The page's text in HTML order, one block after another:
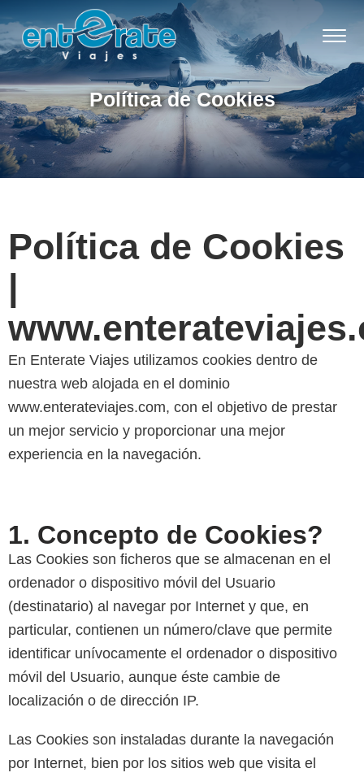
Política de Cookies
Política de Cookies
|
En Enterate Viajes utilizamos cookies dentro de
nuestra web alojada en el dominio
www.enterateviajes.com, con el objetivo de prestar
un mejor servicio y proporcionar una mejor
experiencia en la navegación.
1. Concepto de Cookies?
Las Cookies son ficheros que se almacenan en el
ordenador o dispositivo móvil del Usuario
(destinatario) al navegar por Internet y que, en
particular, contienen un número/clave que permite
identificar unívocamente el ordenador o dispositivo
móvil del Usuario, aunque éste cambie de
localización o de dirección IP.
Las Cookies son instaladas durante la navegación
por Internet, bien por los sitios web que visita el